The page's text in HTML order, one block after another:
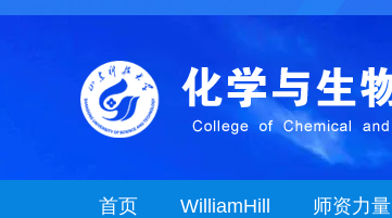
首页 WilliamHill 师资力量